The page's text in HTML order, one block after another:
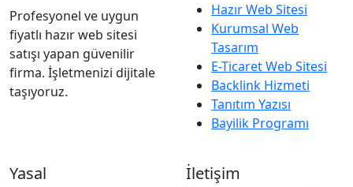
Profesyonel ve uygun
fiyatlı hazır web sitesi
satışı yapan güvenilir
firma. İşletmenizi dijitale
taşıyoruz.
Hazır Web Sitesi
Kurumsal Web
Tasarım
E-Ticaret Web Sitesi
Backlink Hizmeti
Tanıtım Yazısı
Bayilik Programı
Yasal İletişim